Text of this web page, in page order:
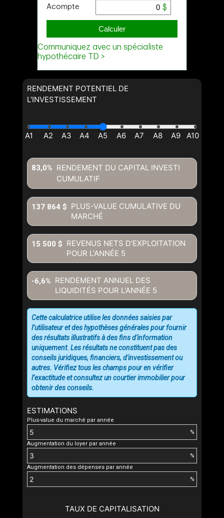
RENDEMENT POTENTIEL DE
L'INVESTISSEMENT
RENDEMENT DU CAPITAL INVESTI
CUMULATIF
83,0%
PLUS-VALUE CUMULATIVE DU
MARCHÉ
137 864 $
REVENUS NETS D'EXPLOITATION
POUR L'ANNÉE 5
15 500 $
RENDEMENT ANNUEL DES
LIQUIDITÉS POUR L'ANNÉE 5
-6,6%
ESTIMATIONS
Plus-value du marché par année
%
Augmentation du loyer par année
%
Augmentation des dépenses par année
%
Cette calculatrice utilise les données saisies par
l’utilisateur et des hypothèses générales pour fournir
des résultats illustratifs à des fins d'information
uniquement. Les résultats ne constituent pas des
conseils juridiques, financiers, d'investissement ou
autres. Vérifiez tous les champs pour en vérifier
l’exactitude et consultez un courtier immobilier pour
obtenir des conseils.
TAUX DE CAPITALISATION